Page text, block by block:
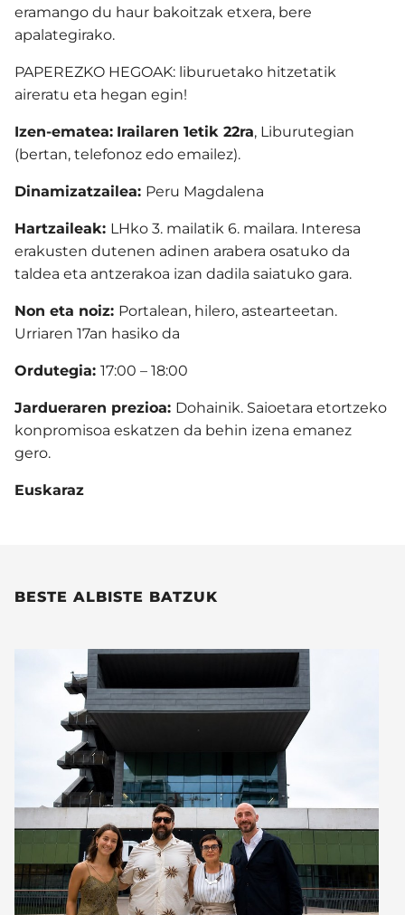
eramango du haur bakoitzak etxera, bere
apalategirako.
PAPEREZKO HEGOAK: liburuetako hitzetatik
aireratu eta hegan egin!
Izen-ematea: Irailaren 1etik 22ra, Liburutegian
(bertan, telefonoz edo emailez).
Dinamizatzailea: Peru Magdalena
Hartzaileak: LHko 3. mailatik 6. mailara. Interesa
erakusten dutenen adinen arabera osatuko da
taldea eta antzerakoa izan dadila saiatuko gara.
Non eta noiz: Portalean, hilero, astearteetan.
Urriaren 17an hasiko da
Ordutegia: 17:00 – 18:00
Jardueraren prezioa: Dohainik. Saioetara etortzeko
konpromisoa eskatzen da behin izena emanez
gero.
Euskaraz
BESTE ALBISTE BATZUK